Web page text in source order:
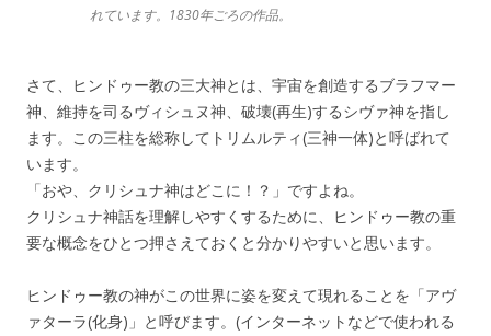
れています。1830年ごろの作品。
さて、ヒンドゥー教の三大神とは、宇宙を創造するブラフマー
神、維持を司るヴィシュヌ神、破壊(再生)するシヴァ神を指し
ます。この三柱を総称してトリムルティ(三神一体)と呼ばれて
います。
「おや、クリシュナ神はどこに！？」ですよね。
クリシュナ神話を理解しやすくするために、ヒンドゥー教の重
要な概念をひとつ押さえておくと分かりやすいと思います。
ヒンドゥー教の神がこの世界に姿を変えて現れることを「アヴ
ァターラ(化身)」と呼びます。(インターネットなどで使われる